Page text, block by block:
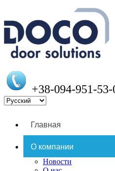
+38-094-951-53-
Главная
О компании
Новости